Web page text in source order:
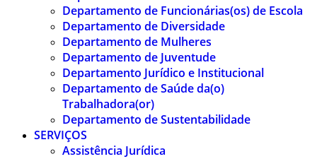
Departamento de Funcionárias(os) de Escola
Departamento de Diversidade
Departamento de Mulheres
Departamento de Juventude
Departamento Jurídico e Institucional
Departamento de Saúde da(o)
Trabalhadora(or)
Departamento de Sustentabilidade
SERVIÇOS
Assistência Jurídica